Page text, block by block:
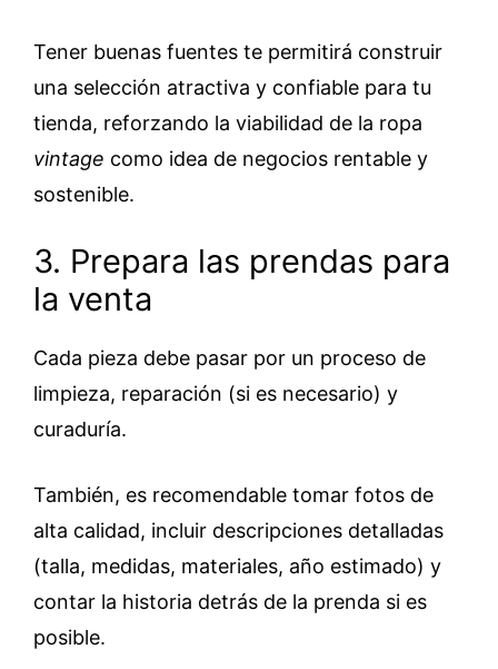
Tener buenas fuentes te permitirá construir
una selección atractiva y confiable para tu
tienda, reforzando la viabilidad de la ropa
vintage como idea de negocios rentable y
sostenible.
3. Prepara las prendas para
la venta
Cada pieza debe pasar por un proceso de
limpieza, reparación (si es necesario) y
curaduría.
También, es recomendable tomar fotos de
alta calidad, incluir descripciones detalladas
(talla, medidas, materiales, año estimado) y
contar la historia detrás de la prenda si es
posible.